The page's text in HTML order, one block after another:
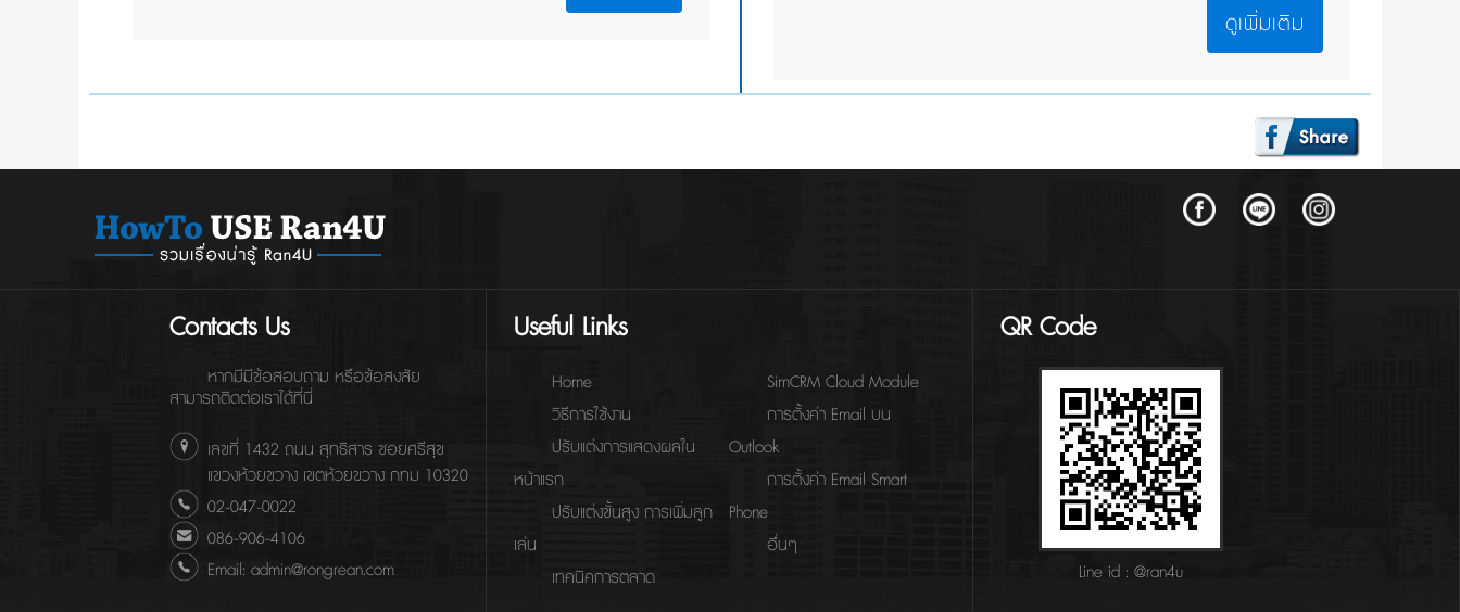
ดูเพิ่มเติม
Contacts Us
หากมีมีข้อสอบถาม หรือข้อสงสัย
สามารถติดต่อเราได้ที่นี่
เลขที่ 1432 ถนน สุทธิสาร ซอยศรีสุข
แขวงห้วยขวาง เขตห้วยขวาง กทม 10320
02-047-0022
086-906-4106
Email: admin@rongrean.com
Useful Links
Home
วิธีการใช้งาน
ปรับแต่งการแสดงผลใน
หน้าแรก
ปรับแต่งขั้นสูง การเพิ่มลูก
เล่น
เทคนิคการตลาด
SimCRM Cloud Module
การตั้งค่า Email บน
Outlook
การตั้งค่า Email Smart
Phone
อื่นๆ
QR Code
Line id : @ran4u